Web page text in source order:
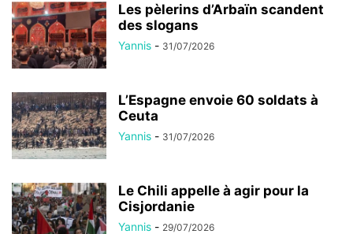
Les pèlerins d’Arbaïn scandent
des slogans
Yannis - 31/07/2026
L’Espagne envoie 60 soldats à
Ceuta
Yannis - 31/07/2026
Le Chili appelle à agir pour la
Cisjordanie
Yannis - 29/07/2026